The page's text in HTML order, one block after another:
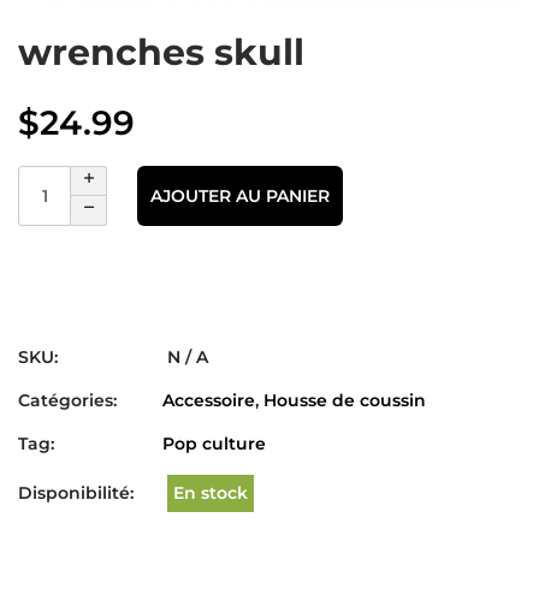
wrenches skull
$24.99
AJOUTER AU PANIER
SKU:
N / A
Catégories:
Accessoire, Housse de coussin
Tag:
Pop culture
Disponibilité: En stock